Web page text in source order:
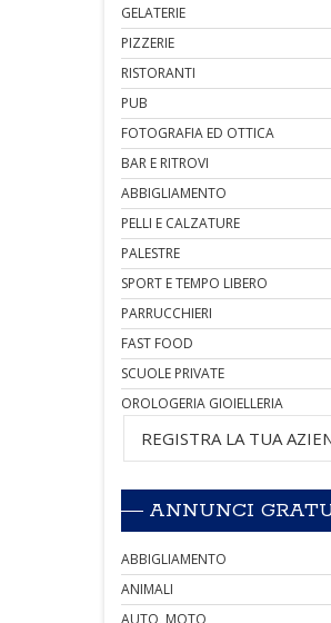
GELATERIE
PIZZERIE
RISTORANTI
PUB
FOTOGRAFIA ED OTTICA
BAR E RITROVI
ABBIGLIAMENTO
PELLI E CALZATURE
PALESTRE
SPORT E TEMPO LIBERO
PARRUCCHIERI
FAST FOOD
SCUOLE PRIVATE
OROLOGERIA GIOIELLERIA
REGISTRA LA TUA
ANNUNCI
ABBIGLIAMENTO
ANIMALI
AUTO, MOTO